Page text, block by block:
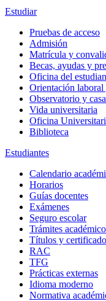
Estudiar
Pruebas de acceso
Admisión
Matrícula y
Becas, ayudas y
Oficina del
Orientación
Observatorio y
Vida universitaria
Oficina
Biblioteca
Estudiantes
Calendario
Horarios
Guías docentes
Exámenes
Seguro escolar
Trámites
Títulos y
RAC
TFG
Prácticas externas
Idioma moderno
Normativa